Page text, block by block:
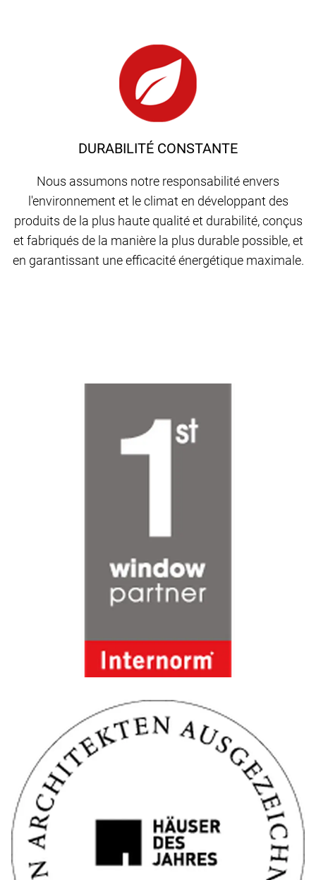
DURABILITÉ CONSTANTE
Nous assumons notre responsabilité envers
l'environnement et le climat en développant des
produits de la plus haute qualité et durabilité, conçus
et fabriqués de la manière la plus durable possible, et
en garantissant une efficacité énergétique maximale.